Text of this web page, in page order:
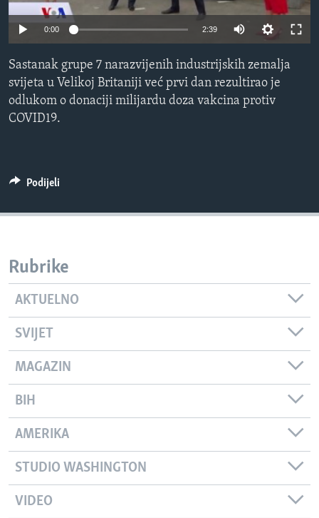
MAGAZIN
O GLASU AMERIKE
Learning English
PRATITE NAS
Jezici
0:00 2:39
Sastanak grupe 7 narazvijenih industrijskih zemalja
svijeta u Velikoj Britaniji već prvi dan rezultirao je
odlukom o donaciji milijardu doza vakcina protiv
COVID19.
Podijeli
Rubrike
AKTUELNO
SVIJET
MAGAZIN
BIH
AMERIKA
STUDIO WASHINGTON
VIDEO